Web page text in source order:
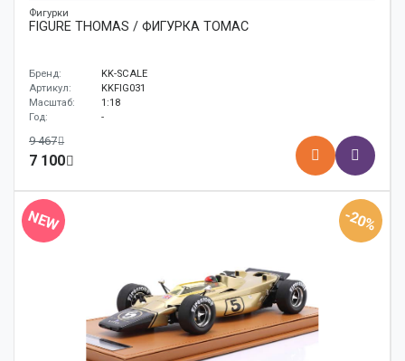
Фигурки
FIGURE THOMAS / ФИГУРКА ТОМАС
Бренд:
KK-SCALE
Артикул:
KKFIG031
Масштаб:
1:18
Год:
-
9 467
7 100
NEW -20%